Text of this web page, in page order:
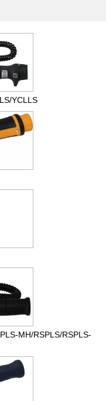
YCLLS
MH/RSPLS/RSPLS-